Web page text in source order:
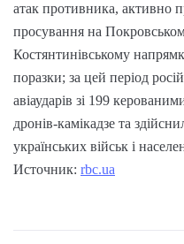
атак противника, активно
просування на
Костянтинівському
поразки; за цей період
авіаударів зі 199
дронів-камікадзе та
українських військ і
Источник: rbc.ua